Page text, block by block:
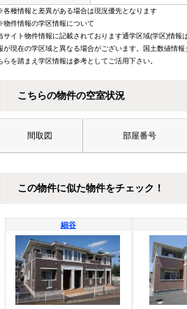
各種情報と差異がある場合は現況優先となります
物件情報の学区情報について
サイト物件情報に記載されております通学区域(学区)情
が現在の学区域と異なる場合がございます。国土数値情
らを踏まえ学区情報は参考としてご活用下さい。
こちらの物件の空室状況
間取図 部屋番号
この物件に似た物件をチェック！
細谷